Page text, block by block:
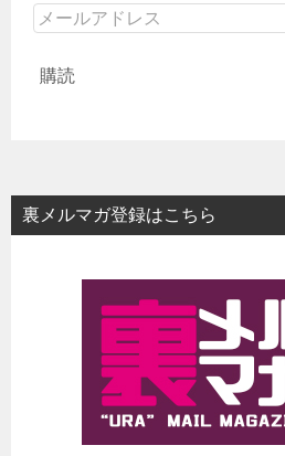
メ
ル
購読
裏メルマガ登録はこちら